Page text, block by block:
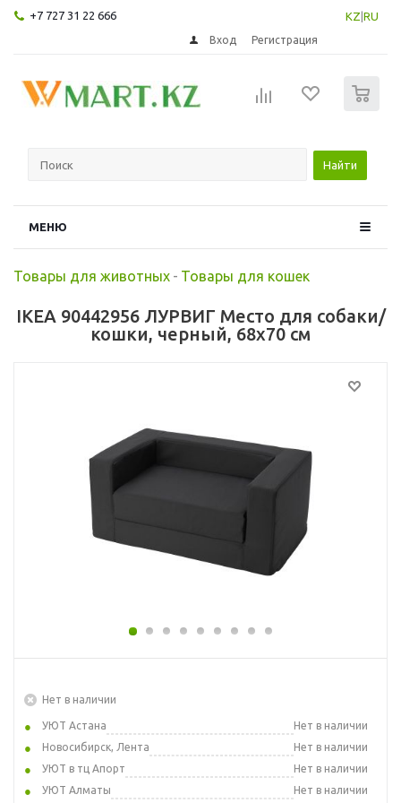
+7 727 31 22 666 KZ RU
Вход Регистрация
Найти
МЕНЮ
Товары для животных - Товары для кошек
IKEA 90442956 ЛУРВИГ Место для собаки/
кошки, черный, 68x70 см
Нет в наличии
УЮТ Астана
Нет в наличии
Новосибирск, Лента
Нет в наличии
УЮТ в тц Апорт
Нет в наличии
УЮТ Алматы
Нет в наличии